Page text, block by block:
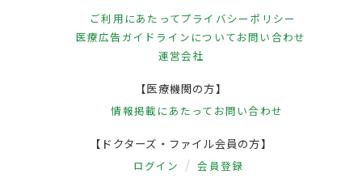
ご利用にあたってプライバシーポリシー
医療広告ガイドラインについてお問い合わせ
運営会社
【医療機関の方】
情報掲載にあたって お問い合わせ
【ドクターズ・ファイル会員の方】
ログイン 会員登録